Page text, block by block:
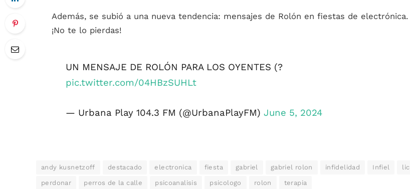
Además, se subió a una nueva tendencia: mensajes de Rolón en fiestas de electrónica.
¡No te lo pierdas!
UN MENSAJE DE ROLÓN PARA LOS OYENTES (?
pic.twitter.com/04HBzSUHLt
— Urbana Play 104.3 FM (@UrbanaPlayFM) June 5, 2024
andy kusnetzoff destacado electronica fiesta gabriel gabriel rolon infidelidad Infiel lic
perdonar perros de la calle psicoanalisis psicologo rolon terapia